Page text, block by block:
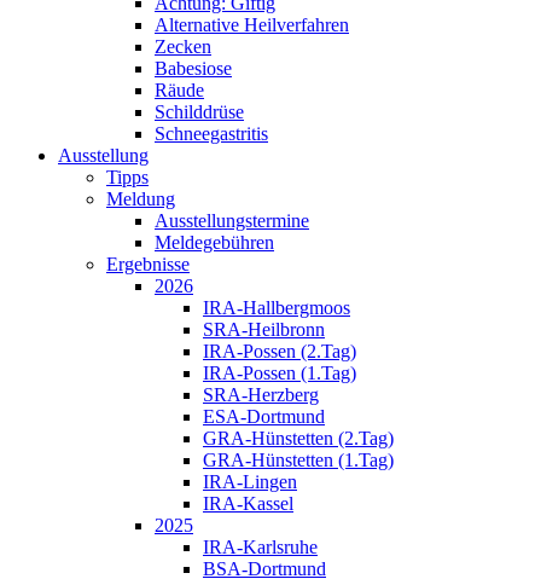
Alternative Heilverfahren
Zecken
Babesiose
Räude
Schilddrüse
Schneegastritis
Ausstellung
Tipps
Meldung
Ausstellungstermine
Meldegebühren
Ergebnisse
2026
IRA-Hallbergmoos
SRA-Heilbronn
IRA-Possen (2.Tag)
IRA-Possen (1.Tag)
SRA-Herzberg
ESA-Dortmund
GRA-Hünstetten (2.Tag)
GRA-Hünstetten (1.Tag)
IRA-Lingen
IRA-Kassel
2025
IRA-Karlsruhe
BSA-Dortmund